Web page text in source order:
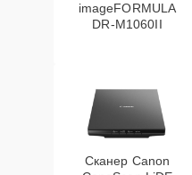
imageFORMULA
DR‑M1060II
Сканер Canon